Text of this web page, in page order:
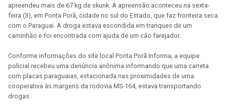
apreendeu mais de 67 kg de skunk. A apreensão aconteceu na sexta-
feira (3), em Ponta Porã, cidade no sul do Estado, que faz fronteira seca
com o Paraguai. A droga estava escondida em tranques de um
caminhão e foi encontrada com ajuda de um cão farejador.
Conforme informações do site local Ponta Porã Informa, a equipe
policial recebeu uma denúncia anônima informando que uma carreta
com placas paraguaias, estacionada nas proximidades de uma
cooperativa às margens da rodovia MS-164, estava transportando
drogas.